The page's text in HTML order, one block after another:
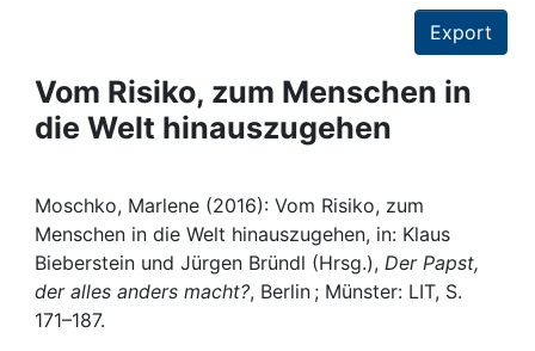
Projects
People
Institutions
Awards
My FIS
Export
Vom Risiko, zum Menschen in
die Welt hinauszugehen
Moschko, Marlene (2016): Vom Risiko, zum
Menschen in die Welt hinauszugehen, in: Klaus
Bieberstein und Jürgen Bründl (Hrsg.), Der Papst,
der alles anders macht?, Berlin ; Münster: LIT, S.
171–187.